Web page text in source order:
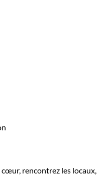
cœur, rencontrez les locaux,